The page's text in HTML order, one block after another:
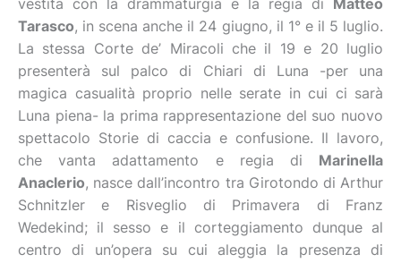
vestita con la drammaturgia e la regia di Matteo
Tarasco, in scena anche il 24 giugno, il 1° e il 5 luglio.
La stessa Corte de’ Miracoli che il 19 e 20 luglio
presenterà sul palco di Chiari di Luna -per una
magica casualità proprio nelle serate in cui ci sarà
Luna piena- la prima rappresentazione del suo nuovo
spettacolo Storie di caccia e confusione. Il lavoro,
che vanta adattamento e regia di Marinella
Anaclerio, nasce dall’incontro tra Girotondo di Arthur
Schnitzler e Risveglio di Primavera di Franz
Wedekind; il sesso e il corteggiamento dunque al
centro di un’opera su cui aleggia la presenza di